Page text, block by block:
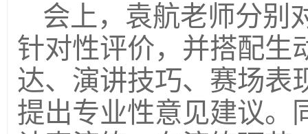
会上，袁航老师分别
针对性评价，并搭配生
达、演讲技巧、赛场表
提出专业性意见建议。